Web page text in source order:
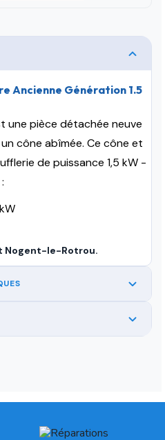
Ancienne Génération 1.5
une pièce détachée neuve
cône abîmée. Ce cône et
de puissance 1,5 kW -
Nogent-le-Rotrou.